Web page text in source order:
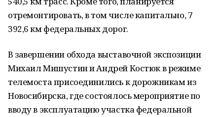
отремонтировать, в том числе капитально, 7
392,6 км федеральных дорог.
В завершении обхода выставочной экспозиции
Михаил Мишустин и Андрей Костюк в режиме
телемоста присоединились к дорожникам из
Новосибирска, где состоялось мероприятие по
вводу в эксплуатацию участка федеральной